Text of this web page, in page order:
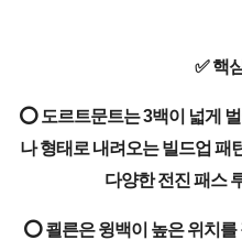
✅ 핵
⭕ 도르트문트는 3백이 넓게
나 형태로 내려오는 빌드업 패
다양한 전진 패스
⭕ 쾰른은 윙백이 높은 위치